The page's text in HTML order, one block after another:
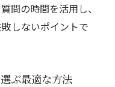
問の時間を活用し、
しないポイントで
ぶ最適な方法